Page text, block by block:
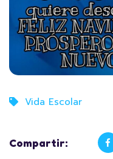
Vida Escolar
Compartir: